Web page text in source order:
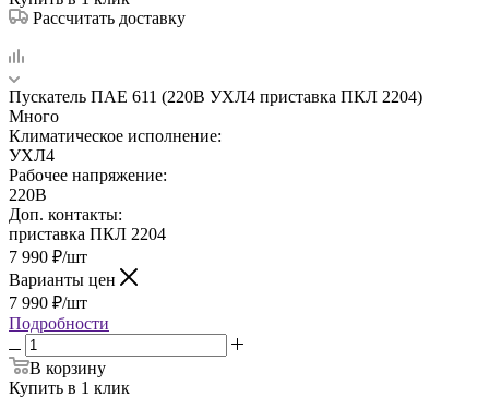
Рассчитать доставку
Пускатель ПАЕ 611 (220В УХЛ4 приставка ПКЛ 2204)
Много
Климатическое исполнение:
УХЛ4
Рабочее напряжение:
220В
Доп. контакты:
приставка ПКЛ 2204
7 990 ₽/шт
Варианты цен
7 990 ₽/шт
Подробности
В корзину
Купить в 1 клик